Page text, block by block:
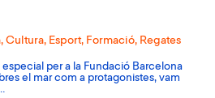
, Cultura, Esport, Formació, Regates
per a la Fundació Barcelona
el mar com a protagonistes, vam